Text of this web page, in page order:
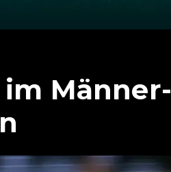
Männer-